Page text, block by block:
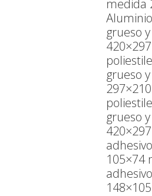
medida
grueso
grueso
grueso
105×74